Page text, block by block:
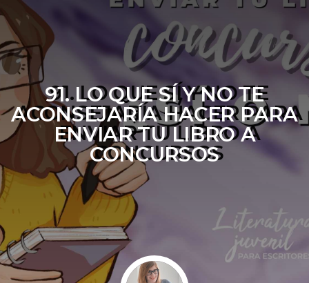
91. LO QUE SÍ Y NO TE
ACONSEJARÍA HACER PARA
ENVIAR TU LIBRO A
CONCURSOS